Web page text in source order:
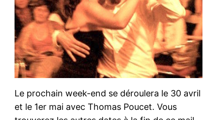
Le prochain week-end se déroulera le 30 avril
et le 1er mai avec Thomas Poucet. Vous